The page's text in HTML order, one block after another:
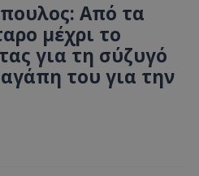
Από τα
μέχρι το
για τη σύζυγό
του για την